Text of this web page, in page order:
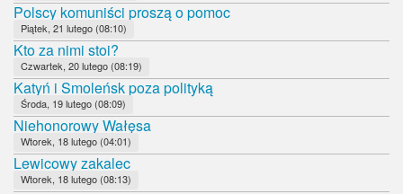
Polscy komuniści proszą o pomoc
Piątek, 21 lutego (08:10)
Kto za nimi stoi?
Czwartek, 20 lutego (08:19)
Katyń i Smoleńsk poza polityką
Środa, 19 lutego (08:09)
Niehonorowy Wałęsa
Wtorek, 18 lutego (04:01)
Lewicowy zakalec
Wtorek, 18 lutego (08:13)